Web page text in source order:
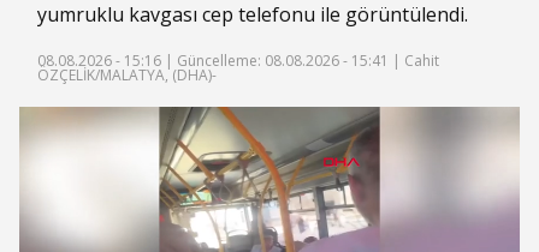
yumruklu kavgası cep telefonu ile görüntülendi.
08.08.2026 - 15:16 | Güncelleme: 08.08.2026 - 15:41 | Cahit
ÖZÇELİK/MALATYA, (DHA)-